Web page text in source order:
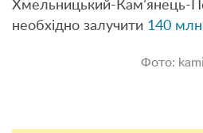
Хмельницький-Кам’янець-
необхідно залучити 140
Фото: